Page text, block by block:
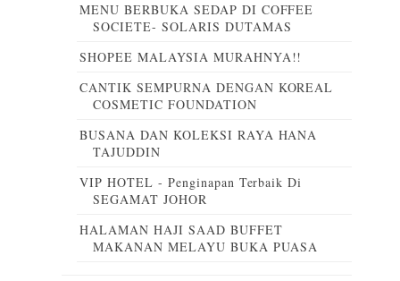
MENU BERBUKA SEDAP DI COFFEE
SOCIETE- SOLARIS DUTAMAS
SHOPEE MALAYSIA MURAHNYA!!
CANTIK SEMPURNA DENGAN KOREAL
COSMETIC FOUNDATION
BUSANA DAN KOLEKSI RAYA HANA
TAJUDDIN
VIP HOTEL - Penginapan Terbaik Di
SEGAMAT JOHOR
HALAMAN HAJI SAAD BUFFET
MAKANAN MELAYU BUKA PUASA